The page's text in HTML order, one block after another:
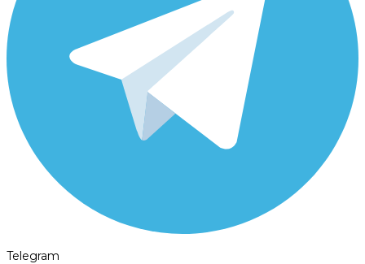
Telegram